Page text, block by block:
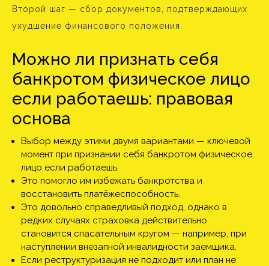
Второй шаг — сбор документов, подтверждающих
ухудшение финансового положения.
Можно ли признать себя
банкротом физическое лицо
если работаешь: правовая
основа
Выбор между этими двумя вариантами — ключевой
момент при признании себя банкротом физическое
лицо если работаешь.
Это помогло им избежать банкротства и
восстановить платёжеспособность.
Это довольно справедливый подход, однако в
редких случаях страховка действительно
становится спасательным кругом — например, при
наступлении внезапной инвалидности заемщика.
Если реструктуризация не подходит или план не